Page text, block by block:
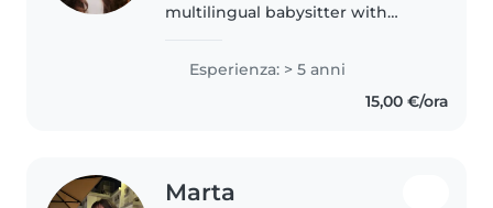
multilingual babysitter with
children from age of a one year
old ( toddlers) to preschoolers,
grade schoolers, as well as
Esperienza: > 5 anni
15,00 €/ora
Marta